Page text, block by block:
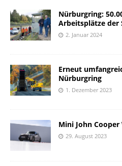
Nürburgring:
Arbeitsplätze der
2. Januar 2024
Erneut
Nürburgring
1. Dezember 2023
Mini John
29. August 2023